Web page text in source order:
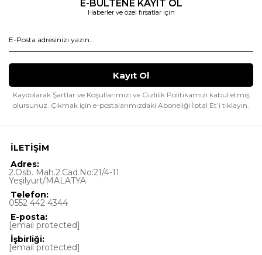
E-BÜLTENE KAYIT OL
Haberler ve özel fırsatlar için
Kaydolarak Şartlar ve Koşullarımızı ve Gizlilik Politikamızı kabul etmiş
olursunuz. Çıkmak için e-postalarımızdaki Aboneliği İptal Et’i tıklayın.
İLETİŞİM
Adres:
2.Osb. Mah.2.Cad.No:21/4-11
Yeşilyurt/MALATYA
Telefon:
0552 442 4344
E-posta:
[email protected]
İşbirliği:
[email protected]